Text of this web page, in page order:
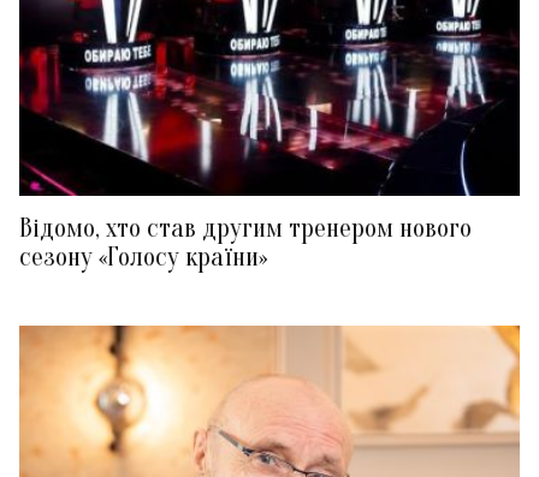
Відомо, хто став другим тренером нового
сезону «Голосу країни»